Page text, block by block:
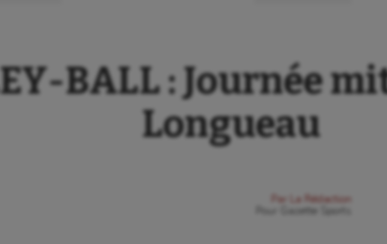
BALL : Journée
Longueau
Par
La Rédaction
Gazette Sports